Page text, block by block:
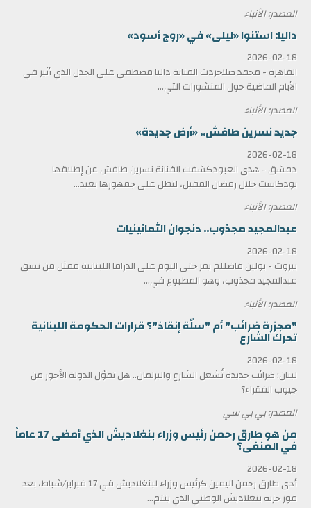
المصدر: الأنباء
داليا: استنوا «ليلى» في «روج أسود»
2026-02-18
القاهرة - محمد صلاحردت الفنانة داليا مصطفى على الجدل الذي أثير في
الأيام الماضية حول المنشورات التي...
المصدر: الأنباء
جديد نسرين طافش.. «أرض جديدة»
2026-02-18
دمشق - هدى العبودكشفت الفنانة نسرين طافش عن إطلاقها
بودكاست خلال رمضان المقبل، لتطل على جمهورها بعيد...
المصدر: الأنباء
عبدالمجيد مجذوب.. دنجوان الثمانينيات
2026-02-18
بيروت - بولين فاضللم يمر حتى اليوم على الدراما اللبنانية ممثل من نسق
عبدالمجيد مجذوب، وهو المطبوع في...
المصدر: الأنباء
"مجزرة ضرائب" أم "سلّة إنقاذ"؟ قرارات الحكومة اللبنانية
تحرك الشارع
2026-02-18
لبنان: ضرائب جديدة تُشعل الشارع والبرلمان.. هل تموّل الدولة الأجور من
جيوب الفقراء؟
المصدر: بي بي سي
من هو طارق رحمن رئيس وزراء بنغلاديش الذي أمضى 17 عاماً
في المنفى؟
2026-02-18
أدى طارق رحمن اليمين كرئيس وزراء لبنغلاديش في 17 فبراير/شباط، بعد
فوز حزبه بنغلاديش الوطني الذي ينتم...